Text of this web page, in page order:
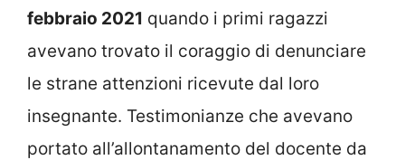
febbraio 2021 quando i primi ragazzi
avevano trovato il coraggio di denunciare
le strane attenzioni ricevute dal loro
insegnante. Testimonianze che avevano
portato all’allontanamento del docente da